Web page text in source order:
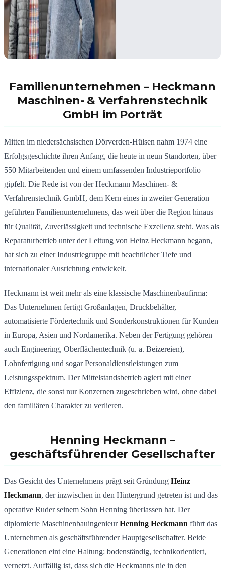
Familienunternehmen – Heckmann
Maschinen- & Verfahrenstechnik
GmbH im Porträt
Mitten im niedersächsischen Dörverden-Hülsen nahm 1974 eine
Erfolgsgeschichte ihren Anfang, die heute in neun Standorten, über
550 Mitarbeitenden und einem umfassenden Industrieportfolio
gipfelt. Die Rede ist von der Heckmann Maschinen- &
Verfahrenstechnik GmbH, dem Kern eines in zweiter Generation
geführten Familienunternehmens, das weit über die Region hinaus
für Qualität, Zuverlässigkeit und technische Exzellenz steht. Was als
Reparaturbetrieb unter der Leitung von Heinz Heckmann begann,
hat sich zu einer Industriegruppe mit beachtlicher Tiefe und
internationaler Ausrichtung entwickelt.
Heckmann ist weit mehr als eine klassische Maschinenbaufirma:
Das Unternehmen fertigt Großanlagen, Druckbehälter,
automatisierte Fördertechnik und Sonderkonstruktionen für Kunden
in Europa, Asien und Nordamerika. Neben der Fertigung gehören
auch Engineering, Oberflächentechnik (u. a. Beizereien),
Lohnfertigung und sogar Personaldienstleistungen zum
Leistungsspektrum. Der Mittelstandsbetrieb agiert mit einer
Effizienz, die sonst nur Konzernen zugeschrieben wird, ohne dabei
den familiären Charakter zu verlieren.
Henning Heckmann –
geschäftsführender Gesellschafter
Das Gesicht des Unternehmens prägt seit Gründung Heinz
Heckmann, der inzwischen in den Hintergrund getreten ist und das
operative Ruder seinem Sohn Henning überlassen hat. Der
diplomierte MaschinenbauingenieurHenning Heckmann führt das
Unternehmen als geschäftsführender Hauptgesellschafter. Beide
Generationen eint eine Haltung: bodenständig, technikorientiert,
vernetzt. Auffällig ist, dass sich die Heckmanns nie in den